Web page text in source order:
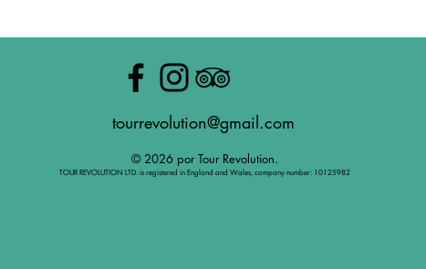
tourrevolution@gmail.com
© 2026 por Tour Revolution.
TOUR REVOLUTION LTD. is registered in England and Wales, company number: 10125982